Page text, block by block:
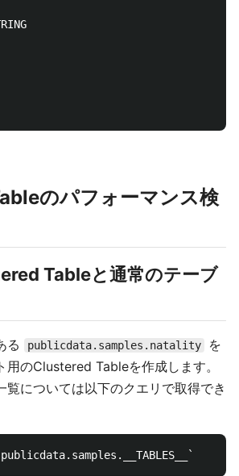
のパフォーマンス検
Tableと通常のテーブ
る publicdata.samples.natality
を
用のClustered Tableを作成します。
覧については以下のクエリで取得でき